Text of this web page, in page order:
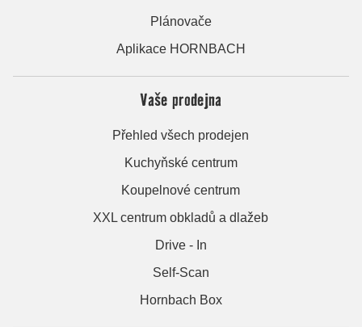
Plánovače
Aplikace HORNBACH
Vaše prodejna
Přehled všech prodejen
Kuchyňské centrum
Koupelnové centrum
XXL centrum obkladů a dlažeb
Drive - In
Self-Scan
Hornbach Box